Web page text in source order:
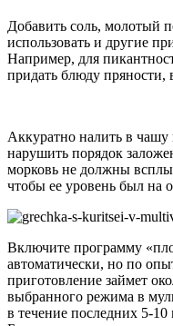
Добавить соль, молотый
использовать и другие
Например, для
придать блюду пряности,
Аккуратно налить в чашу
нарушить порядок
морковь не должны
чтобы ее уровень был на
Включите программу
автоматически, но по
приготовление займет
выбранного режима в
в течение последних 5-